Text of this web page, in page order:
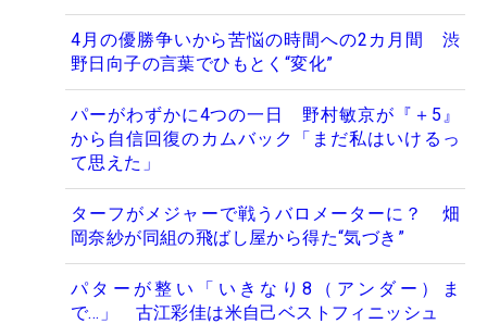
4月の優勝争いから苦悩の時間への2カ月間 渋
野日向子の言葉でひもとく“変化”
パーがわずかに4つの一日 野村敏京が『＋5』
から自信回復のカムバック「まだ私はいけるっ
て思えた」
ターフがメジャーで戦うバロメーターに？ 畑
岡奈紗が同組の飛ばし屋から得た“気づき”
パターが整い「いきなり8（アンダー）ま
で…」 古江彩佳は米自己ベストフィニッシュ